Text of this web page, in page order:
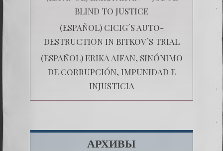
BLIND TO JUSTICE
(ESPAÑOL) CICIG´S AUTO-
DESTRUCTION IN BITKOV´S TRIAL
(ESPAÑOL) ERIKA AIFAN, SINÓNIMO
DE CORRUPCIÓN, IMPUNIDAD E
INJUSTICIA
АРХИВЫ